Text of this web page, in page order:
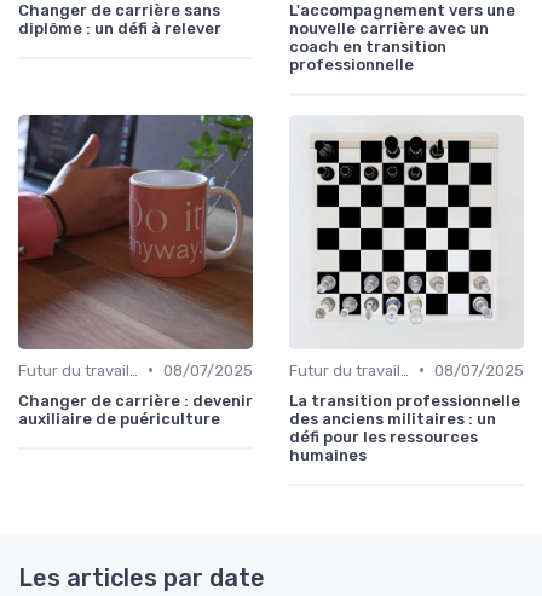
Changer de carrière sans
diplôme : un défi à relever
L'accompagnement vers une
nouvelle carrière avec un
coach en transition
professionnelle
• 08/07/2025
Changer de carrière : devenir
auxiliaire de puériculture
• 08/07/2025
La transition professionnelle
des anciens militaires : un
défi pour les ressources
humaines
Les articles par date